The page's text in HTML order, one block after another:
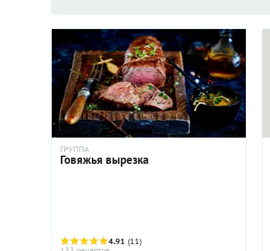
ГРУППА
Говяжья вырезка
4.91 (11)